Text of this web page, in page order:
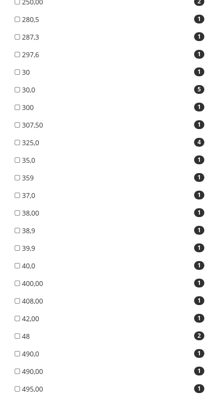
1
280,5
1
287,3
1
297,6
1
30
5
30,0
1
300
1
307,50
4
325,0
1
35,0
1
359
1
37,0
1
38,00
1
38,9
1
39,9
1
40,0
1
400,00
1
408,00
1
42,00
2
48
1
490,0
1
490,00
1
495,00